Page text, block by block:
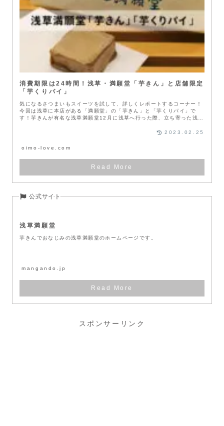
消費期限は24時間！浅草・満願堂「芋きん」と店舗限定
「芋くりパイ」
気になるさつまいもスイーツを試して、詳しくレポートするコーナー！
今回は浅草に本店がある「満願堂」の「芋きん」と「芋くりパイ」で
す！芋きんが有名な浅草満願堂12月に浅草へ行った際、立ち寄った浅草
oimo-love.com
2023.02.25
浅草満願堂
芋きんでおなじみの浅草満願堂のホームページです。
mangando.jp
スポンサーリンク